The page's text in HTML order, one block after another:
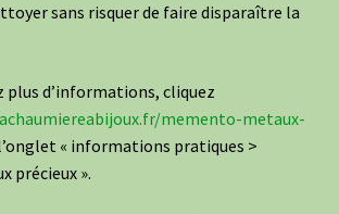
sans risquer de faire disparaître la
plus d’informations, cliquez
memento-metaux-
« informations pratiques >
précieux ».